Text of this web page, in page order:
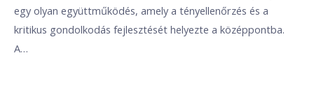
egy olyan együttműködés, amely a tényellenőrzés és a
kritikus gondolkodás fejlesztését helyezte a középpontba.
A…